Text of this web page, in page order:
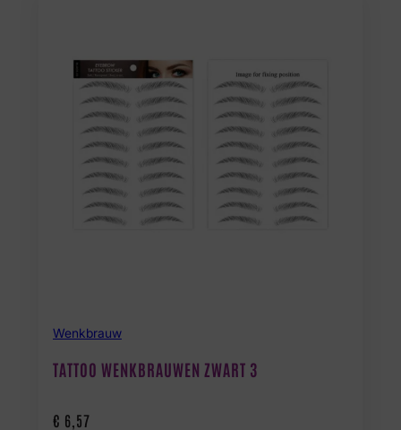
Wenkbrauw
TATTOO WENKBRAUWEN ZWART 3
€ 6,57